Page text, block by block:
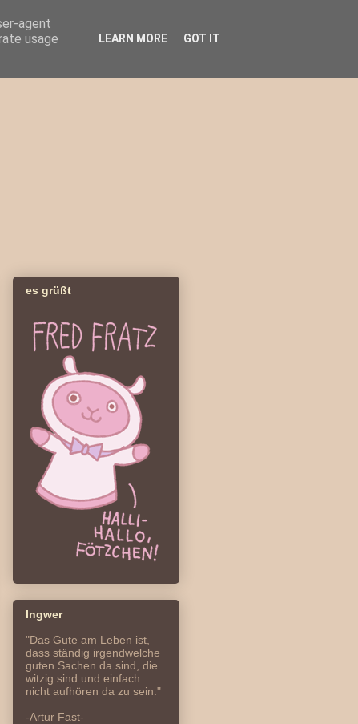
es grüßt
Ingwer
"Das Gute am Leben ist,
dass ständig irgendwelche
guten Sachen da sind, die
witzig sind und einfach
nicht aufhören da zu sein."
-Artur Fast-
agent
usage
LEARN MORE GOT IT